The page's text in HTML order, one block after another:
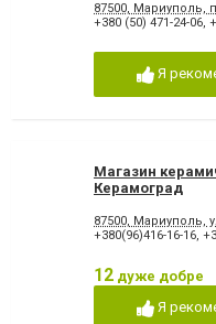
87500, Мариуполь,
+380 (50) 471-24-06,
Я
Магазин
Керамоград
87500, Мариуполь,
+380(96)416-16-16,
12 дуже добре
Я